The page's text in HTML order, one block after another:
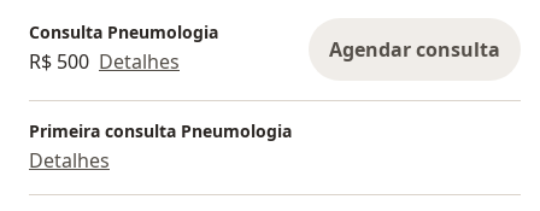
Consulta Pneumologia
R$ 500 Detalhes Agendar consulta
Primeira consulta Pneumologia
Detalhes